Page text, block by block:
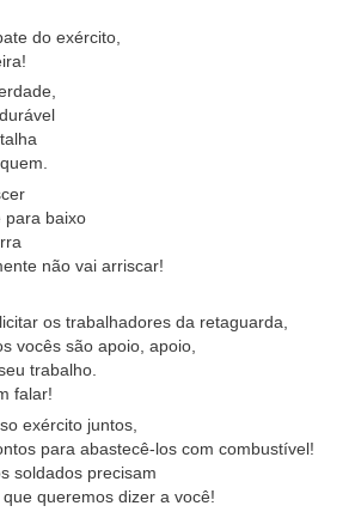
do exército,
para baixo
não vai arriscar!
os trabalhadores da retaguarda,
vocês são apoio, apoio,
trabalho.
falar!
exército juntos,
para abastecê-los com combustível!
soldados precisam
queremos dizer a você!